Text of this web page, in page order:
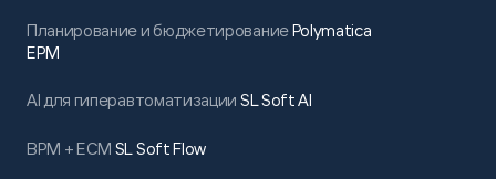
Планирование и бюджетированиеPolymatica
EPM
AI для гиперавтоматизации SL Soft AI
BPM + ECM SL Soft Flow